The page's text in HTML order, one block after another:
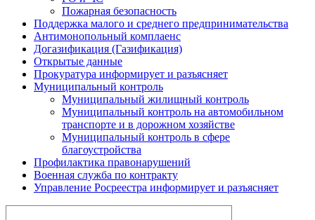
Пожарная безопасность
Поддержка малого и среднего предпринимательства
Антимонопольный комплаенс
Догазификация (Газификация)
Открытые данные
Прокуратура информирует и разъясняет
Муниципальный контроль
Муниципальный жилищный контроль
Муниципальный контроль на автомобильном
транспорте и в дорожном хозяйстве
Муниципальный контроль в сфере
благоустройства
Профилактика правонарушений
Военная служба по контракту
Управление Росреестра информирует и разъясняет